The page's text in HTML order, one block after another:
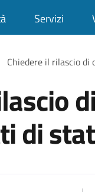
Servizi
Chiedere il rilascio
di